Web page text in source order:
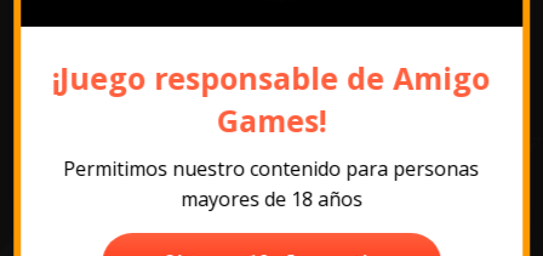
Los juegos más
populares
¡Juego responsable de Amigo
Games!
Permitimos nuestro contenido para personas
mayores de 18 años